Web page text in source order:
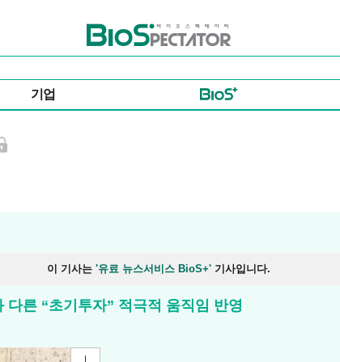
바이오스펙테이터
기업
이 기사는 '유료 뉴스서비스 BioS+' 기사입니다.
른 “초기투자” 적극적 움직임 반영